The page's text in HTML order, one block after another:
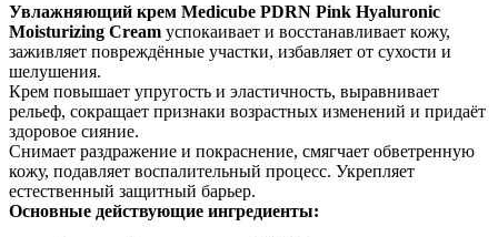
Увлажняющий крем Medicube PDRN Pink Hyaluronic
Moisturizing Cream успокаивает и восстанавливает кожу,
заживляет повреждённые участки, избавляет от сухости и
шелушения.
Крем повышает упругость и эластичность, выравнивает
рельеф, сокращает признаки возрастных изменений и придаёт
здоровое сияние.
Снимает раздражение и покраснение, смягчает обветренную
кожу, подавляет воспалительный процесс. Укрепляет
естественный защитный барьер.
Основные действующие ингредиенты: